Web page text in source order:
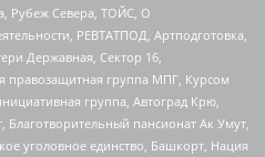
Рубеж Севера, ТОЙС, О
РЕВТАТПОД, Артподготовка,
Державная, Сектор 16,
правозащитная группа МПГ, Курсом
группа, Автоград Крю,
Благотворительный пансионат Ак Умут,
уголовное единство, Башкорт, Нация